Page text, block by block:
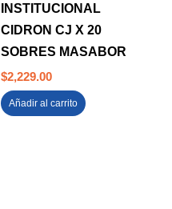
INSTITUCIONAL
CIDRON CJ X 20
SOBRES MASABOR
$2,229.00
Añadir al carrito